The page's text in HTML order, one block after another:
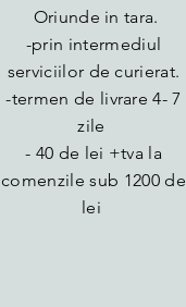
Oriunde in tara.
-prin intermediul
serviciilor de curierat.
-termen de livrare 4- 7
zile
- 40 de lei +tva la
comenzile sub 1200 de
lei